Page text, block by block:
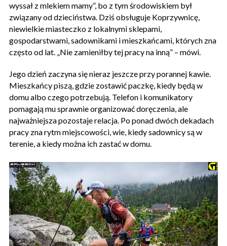
wyssał z mlekiem mamy”, bo z tym środowiskiem był
związany od dzieciństwa. Dziś obsługuje Koprzywnicę,
niewielkie miasteczko z lokalnymi sklepami,
gospodarstwami, sadownikami i mieszkańcami, których zna
często od lat. „Nie zamieniłby tej pracy na inną” – mówi.
Jego dzień zaczyna się nieraz jeszcze przy porannej kawie.
Mieszkańcy piszą, gdzie zostawić paczkę, kiedy będą w
domu albo czego potrzebują. Telefon i komunikatory
pomagają mu sprawnie organizować doręczenia, ale
najważniejsza pozostaje relacja. Po ponad dwóch dekadach
pracy zna rytm miejscowości, wie, kiedy sadownicy są w
terenie, a kiedy można ich zastać w domu.